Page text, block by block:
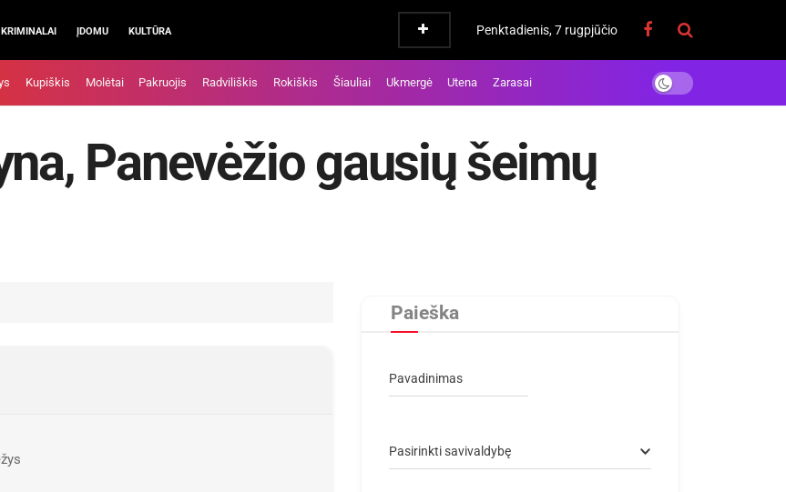
KRIMINALAI ĮDOMU KULTŪRA Penktadienis, 7 rugpjūčio
Kupiškis Molėtai Pakruojis Radviliškis Rokiškis Šiauliai Ukmergė Utena Zarasai
Panevėžio gausių šeimų
Paieška
Pavadinimas
Pasirinkti savivaldybę